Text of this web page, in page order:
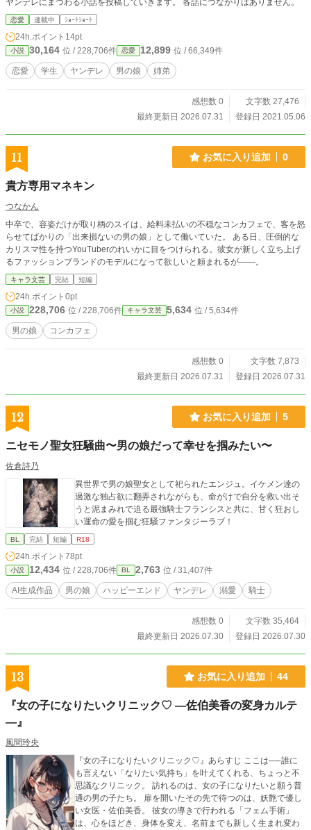
ヤンデレにまつわる小話を投稿していきます。 各話につながりはありません。
恋愛 連載中 ｼｮｰﾄｼｮｰﾄ
24h.ポイント 14pt
小説 30,164 位 / 228,706件 恋愛 12,899 位 / 66,349件
恋愛 学生 ヤンデレ 男の娘 姉弟
感想数 0
文字数 27,476
最終更新日 2026.07.31
登録日 2021.05.06
11 お気に入り追加 0
貴方専用マネキン
つなかん
中卒で、容姿だけが取り柄のスイは、給料未払いの不穏なコンカフェで、客を怒
らせてばかりの「出来損ないの男の娘」として働いていた。 ある日、圧倒的な
カリスマ性を持つYouTuberのれいかに目をつけられる。彼女が新しく立ち上げ
るファッションブランドのモデルになって欲しいと頼まれるが――。
キャラ文芸 完結 短編
24h.ポイント 0pt
小説 228,706 位 / 228,706件 キャラ文芸 5,634 位 / 5,634件
男の娘 コンカフェ
感想数 0
文字数 7,873
最終更新日 2026.07.31
登録日 2026.07.31
12 お気に入り追加 5
ニセモノ聖女狂騒曲〜男の娘だって幸せを掴みたい〜
佐倉詩乃
異世界で男の娘聖女として祀られたエンジュ。イケメン達の
過激な独占欲に翻弄されながらも、命がけで自分を救い出そ
うと泥まみれで迫る最強騎士フランシスと共に、甘く狂おし
い運命の愛を掴む狂騒ファンタジーラブ！
BL 完結 短編 R18
24h.ポイント 78pt
小説 12,434 位 / 228,706件 BL 2,763 位 / 31,407件
AI生成作品 男の娘 ハッピーエンド ヤンデレ 溺愛 騎士
感想数 0
文字数 35,464
最終更新日 2026.07.30
登録日 2026.07.30
13 お気に入り追加 44
『女の子になりたいクリニック♡ ―佐伯美香の変身カルテ
―』
風間玲央
『女の子になりたいクリニック♡』あらすじ ここは──誰に
も言えない「なりたい気持ち」を叶えてくれる、ちょっと不
思議なクリニック。 訪れるのは、女の子になりたいと願う普
通の男の子たち。 扉を開いたその先で待つのは、妖艶で優し
い女医・佐伯美香。 彼女の導きで行われる「フェム手術」
は、心をほどき、身体を変え、名前までも新しく生まれ変わ